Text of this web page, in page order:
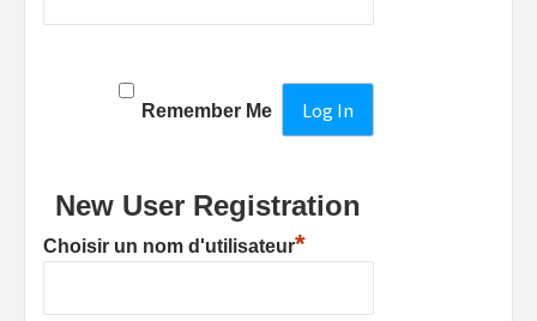
Remember Me
New User Registration
Choisir un nom d'utilisateur*